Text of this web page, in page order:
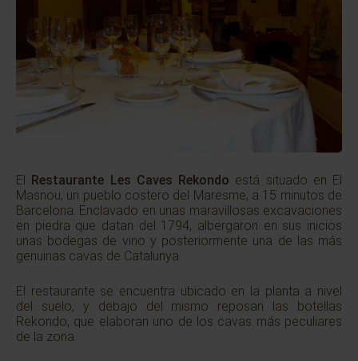
El Restaurante Les Caves Rekondo está situado en El
Masnou, un pueblo costero del Maresme, a 15 minutos de
Barcelona. Enclavado en unas maravillosas excavaciones
en piedra que datan del 1794, albergaron en sus inicios
unas bodegas de vino y posteriormente una de las más
genuinas cavas de Catalunya.
El restaurante se encuentra ubicado en la planta a nivel
del suelo, y debajo del mismo reposan las botellas
Rekondo, que elaboran uno de los cavas más peculiares
de la zona.